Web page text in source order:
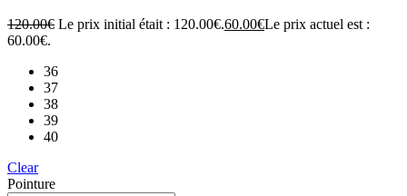
120.00€ Le prix initial était : 120.00€.60.00€Le prix actuel est :
60.00€.
36
37
38
39
40
Clear
Pointure